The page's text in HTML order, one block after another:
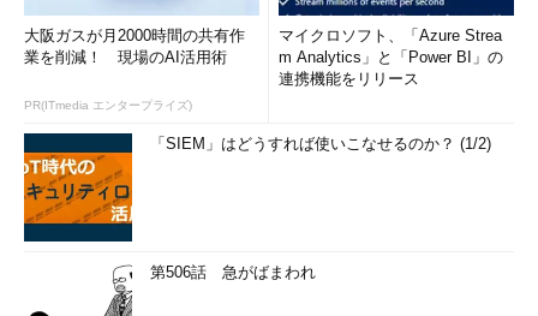
大阪ガスが月2000時間の共有作
業を削減！ 現場のAI活用術
PR(ITmedia エンタープライズ)
マイクロソフト、「Azure Strea
m Analytics」と「Power BI」の
連携機能をリリース
「SIEM」はどうすれば使いこなせるのか？ (1/2)
第506話 急がばまわれ